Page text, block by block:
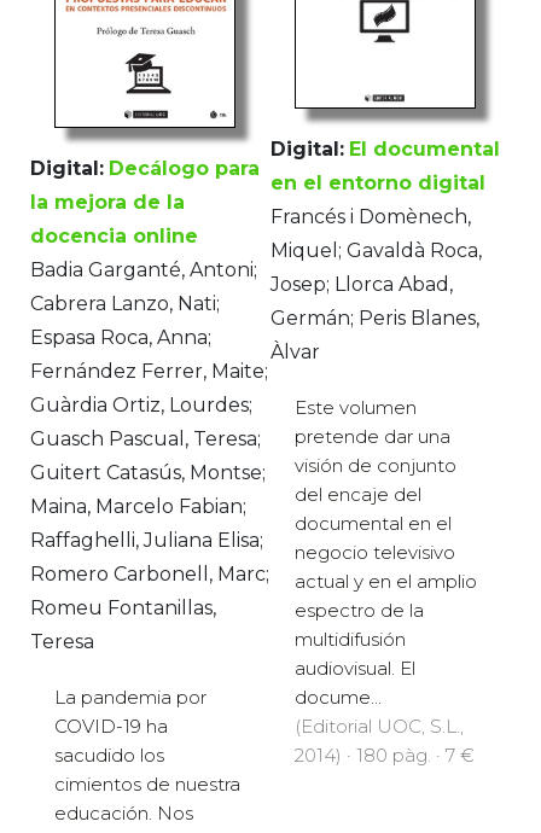
Digital: Decálogo para
la mejora de la
docencia online
Badia Garganté, Antoni;
Cabrera Lanzo, Nati;
Espasa Roca, Anna;
Fernández Ferrer, Maite;
Guàrdia Ortiz, Lourdes;
Guasch Pascual, Teresa;
Guitert Catasús, Montse;
Maina, Marcelo Fabian;
Raffaghelli, Juliana Elisa;
Romero Carbonell, Marc;
Romeu Fontanillas,
Teresa
La pandemia por
COVID-19 ha
sacudido los
cimientos de nuestra
educación. Nos
Digital: El documental
en el entorno digital
Francés i Domènech,
Miquel; Gavaldà Roca,
Josep; Llorca Abad,
Germán; Peris Blanes,
Àlvar
Este volumen
pretende dar una
visión de conjunto
del encaje del
documental en el
negocio televisivo
actual y en el amplio
espectro de la
multidifusión
audiovisual. El
docume...
(Editorial UOC, S.L.,
2014) · 180 pàg. · 7 €